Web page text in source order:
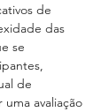
de
das
se
de
avaliação